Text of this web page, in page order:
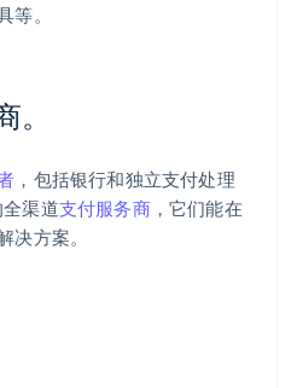
等。
，包括银行和独立支付处理
渠道支付服务商，它们能在
决方案。